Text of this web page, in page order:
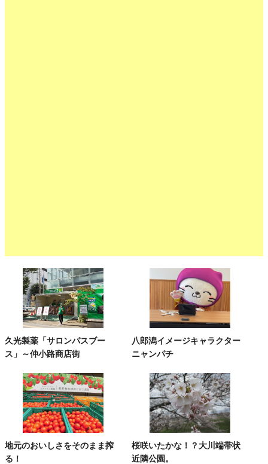
久光製薬「サロンパスブー
ス」～仲小路商店街
八郎潟イメージキャラクター
ニャンパチ
地元のおいしさをそのまま搾
る！
桜咲いたかな！？大川端帯状
近隣公園。